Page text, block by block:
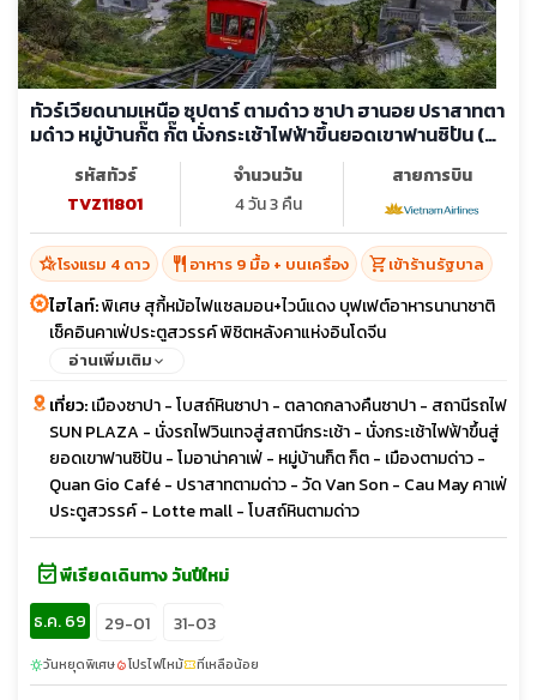
ทัวร์เวียดนามเหนือ ซุปตาร์ ตามด๋าว ซาปา ฮานอย ปราสาทตา
มด๋าว หมู่บ้านกั๊ต กั๊ต นั่งกระเช้าไฟฟ้าขึ้นยอดเขาฟานซิปัน (ลง
รหัสทัวร์
TVZ11801
จำนวนวัน
4 วัน 3 คืน
สายการบิน
hotel_classโรงแรม 4 ดาว restaurant อาหาร 9 มื้อ + บนเครื่อง shopping_cartเข้าร้านรัฐบาล
ไฮไลท์:พิเศษ สุกี้หม้อไฟแซลมอน+ไวน์แดง บุฟเฟต์อาหารนานาชาติ
เช็คอินคาเฟ่ประตูสวรรค์ พิชิตหลังคาแห่งอินโดจีน
อ่านเพิ่มเติม
เที่ยว:เมืองซาปา - โบสถ์หินซาปา - ตลาดกลางคืนซาปา - สถานีรถไฟ
SUN PLAZA - นั่งรถไฟวินเทจสู่สถานีกระเช้า - นั่งกระเช้าไฟฟ้าขึ้นสู่
ยอดเขาฟานซิปัน - โมอาน่าคาเฟ่ - หมู่บ้านก็ต ก็ต - เมืองตามด่าว -
Quan Gio Café - ปราสาทตามด่าว - วัด Van Son - Cau May คาเฟ่
ประตูสวรรค์ - Lotte mall - โบสถ์หินตามด่าว
event_availableพีเรียดเดินทาง วันปีใหม่
ธ.ค. 69
29-01 31-03
sunnyวันหยุดพิเศษlocal_fire_departmentโปรไฟไหม้confirmation_numberที่เหลือน้อย